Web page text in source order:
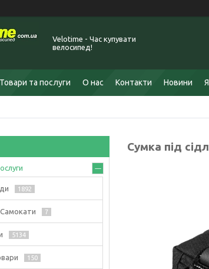
Velotime - Час купувати
велосипед!
Товари та послуги О нас Контакти Новини
Сумка під
1892
Самокати 7
5134
150